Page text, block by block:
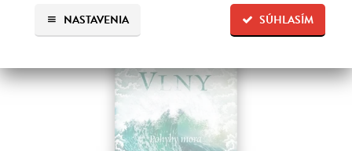
SÚHLASÍM
NASTAVENIA